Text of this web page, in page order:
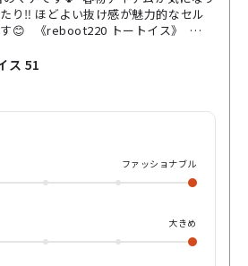
り‼️ ほどよい抜け感が魅力的なセル
😊 《reboot220 トートイス》
取り入れたデザインで、 ゆったり大
ムがさりげないおしゃれ感を演出し
に惹かれがちなこのフレーム カラ
なのです‼️ トートイスはべっ甲柄と
もカラーが様々でひとことで表しき
のモデルはベースがチョコブラウン🍫
ン🐪に近いカラーで、 2色のオレンジ
を明るく軽やかな印象にしてくれま
っ甲飴のような滑らかなツヤ感も肌に
アルなスタイルに透明感をプラスする
違いなしです🍯 店舗での試着予約も
でお試しください♪
ス 51
ファッショナブル
大きめ